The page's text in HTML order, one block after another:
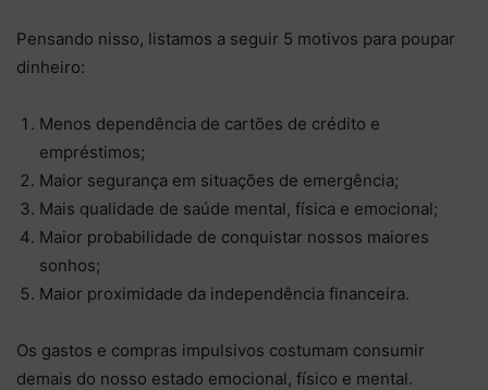
Pensando nisso, listamos a seguir 5 motivos para poupar
dinheiro:
Menos dependência de cartões de crédito e
empréstimos;
Maior segurança em situações de emergência;
Mais qualidade de saúde mental, física e emocional;
Maior probabilidade de conquistar nossos maiores
sonhos;
Maior proximidade da independência financeira.
Os gastos e compras impulsivos costumam consumir
demais do nosso estado emocional, físico e mental.